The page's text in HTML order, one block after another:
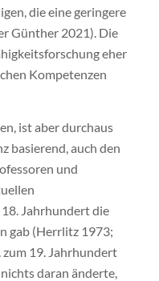
die eine geringere
Günther 2021). Die
eher
Kompetenzen
ist aber durchaus
basierend, auch den
und
Jahrhundert die
gab (Herrlitz 1973;
19. Jahrhundert
daran änderte,